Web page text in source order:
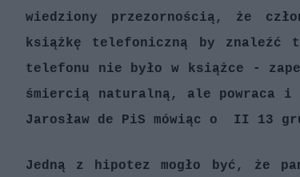
wiedziony przezornością, że
książkę telefoniczną by
telefonu nie było w książce -
śmiercią naturalną, ale powraca i
Jarosław de PiS mówiąc o II 13
Jedną z hipotez mogło być, że